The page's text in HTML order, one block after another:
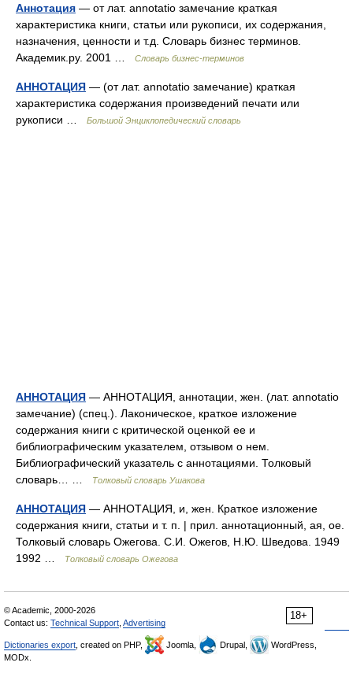
Аннотация — от лат. annotatio замечание краткая
характеристика книги, статьи или рукописи, их содержания,
назначения, ценности и т.д. Словарь бизнес терминов.
Академик.ру. 2001 …
Словарь бизнес-терминов
АННОТАЦИЯ — (от лат. annotatio замечание) краткая
характеристика содержания произведений печати или
рукописи …
Большой Энциклопедический словарь
АННОТАЦИЯ — АННОТАЦИЯ, аннотации, жен. (лат. annotatio
замечание) (спец.). Лаконическое, краткое изложение
содержания книги с критической оценкой ее и
библиографическим указателем, отзывом о нем.
Библиографический указатель с аннотациями. Толковый
словарь… …
Толковый словарь Ушакова
АННОТАЦИЯ — АННОТАЦИЯ, и, жен. Краткое изложение
содержания книги, статьи и т. п. | прил. аннотационный, ая, ое.
Толковый словарь Ожегова. С.И. Ожегов, Н.Ю. Шведова. 1949
1992 …
Толковый словарь Ожегова
18+
© Academic, 2000-2026
Contact us: Technical Support Advertising
Dictionaries export , created on PHP, Joomla, Drupal,
WordPress,
MODx.